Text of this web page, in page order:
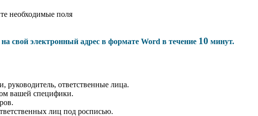
необходимые поля
свой электронный адрес в формате Word в течение 10 минут.
руководитель, ответственные лица.
вашей специфики.
лиц под росписью.